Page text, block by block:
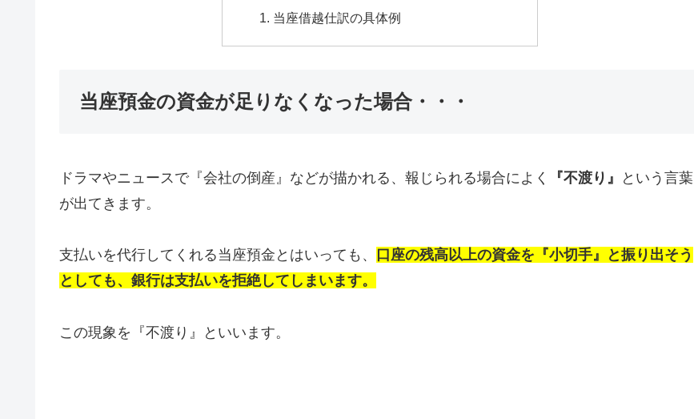
当座借越仕訳の具体例
当座預金の資金が足りなくなった場合・・・
ドラマやニュースで『会社の倒産』などが描かれる、報じられる場合によく 『不渡り』
という言葉
が出てきます。
支払いを代行してくれる当座預金とはいっても、
口座の残高以上の資金を『小切手』と振り出そう
としても、銀行は支払いを拒絶してしまいます。
この現象を『不渡り』といいます。